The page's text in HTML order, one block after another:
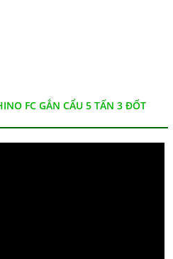
FC GẮN CẨU 5 TẤN 3 ĐỐT